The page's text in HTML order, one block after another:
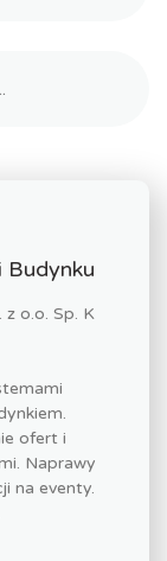
Budynku
z o.o. Sp. K
ofert i
Naprawy
na eventy.